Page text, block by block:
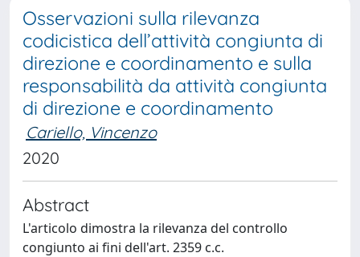
Osservazioni sulla rilevanza
codicistica dell’attività congiunta di
direzione e coordinamento e sulla
responsabilità da attività congiunta
di direzione e coordinamento
Cariello, Vincenzo
2020
Abstract
L'articolo dimostra la rilevanza del controllo
congiunto ai fini dell'art. 2359 c.c.